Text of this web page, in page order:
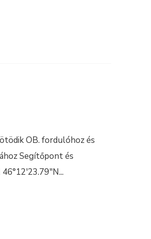
OB. fordulóhoz és
Segítőpont és
...